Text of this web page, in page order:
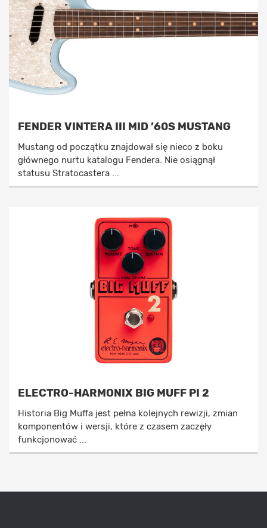
FENDER VINTERA III MID ’60S MUSTANG
Mustang od początku znajdował się nieco z boku
głównego nurtu katalogu Fendera. Nie osiągnął
statusu Stratocastera ...
ELECTRO-HARMONIX BIG MUFF PI 2
Historia Big Muffa jest pełna kolejnych rewizji, zmian
komponentów i wersji, które z czasem zaczęły
funkcjonować ...